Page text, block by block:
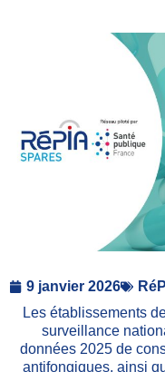
9 janvier 2026
Les établissements
surveillance
données 2025 de
antifongiques, ainsi